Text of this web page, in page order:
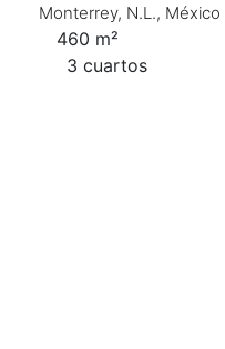
Monterrey, N.L., México
460 m²
3 сuartos